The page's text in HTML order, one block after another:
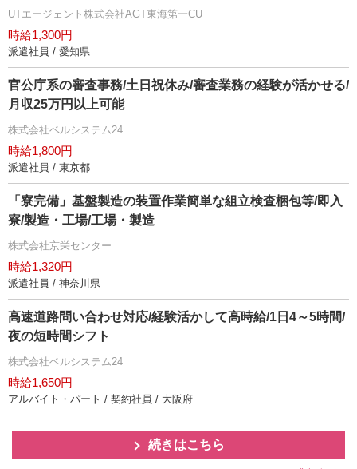
UTエージェント株式会社AGT東海第一CU
時給1,300円
派遣社員 / 愛知県
官公庁系の審査事務/土日祝休み/審査業務の経験が活かせる/
月収25万円以上可能
株式会社ベルシステム24
時給1,800円
派遣社員 / 東京都
「寮完備」基盤製造の装置作業簡単な組立検査梱包等/即入
寮/製造・工場/工場・製造
株式会社京栄センター
時給1,320円
派遣社員 / 神奈川県
高速道路問い合わせ対応/経験活かして高時給/1日4～5時間/
夜の短時間シフト
株式会社ベルシステム24
時給1,650円
アルバイト・パート / 契約社員 / 大阪府
続きはこちら